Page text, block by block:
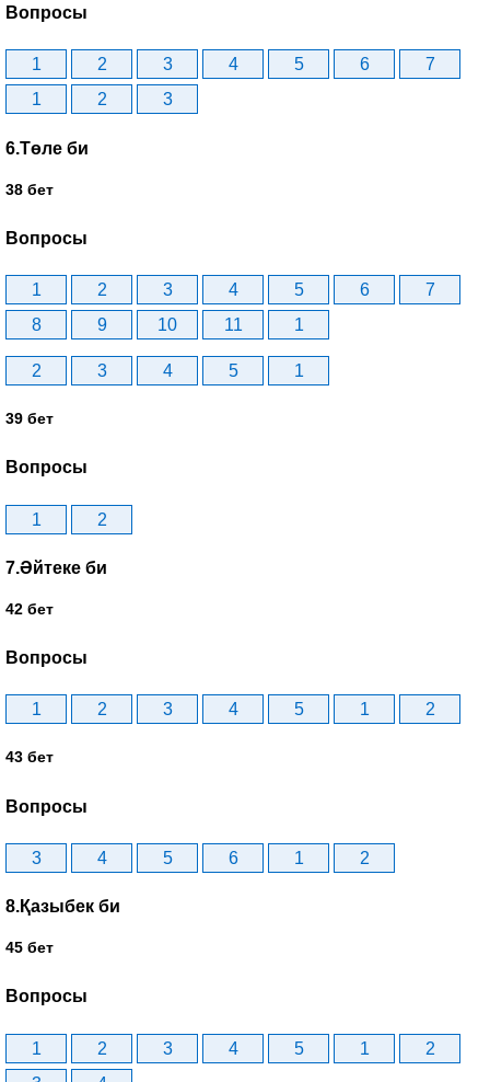
Вопросы
1 2 3 4 5 6
7
1
2 3
6.Төле би
38 бет
Вопросы
1 2 3 4 5 6
7
8
9 10 11 1
2 3 4 5 1
39 бет
Вопросы
1 2
7.Әйтеке би
42 бет
Вопросы
1 2 3 4 5 1 2
43 бет
Вопросы
3 4 5 6 1 2
8.Қазыбек би
45 бет
Вопросы
1 2 3 4 5 1
2